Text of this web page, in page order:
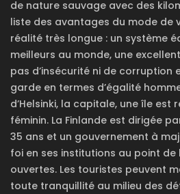
de nature sauvage avec des
liste des avantages du mode de
réalité très longue : un système
meilleurs au monde, une
pas d’insécurité ni de corruption
garde en termes d’égalité
d’Helsinki, la capitale, une île est
féminin. La Finlande est dirigée
35 ans et un gouvernement à
foi en ses institutions au point de
ouvertes. Les touristes peuvent
toute tranquillité au milieu des